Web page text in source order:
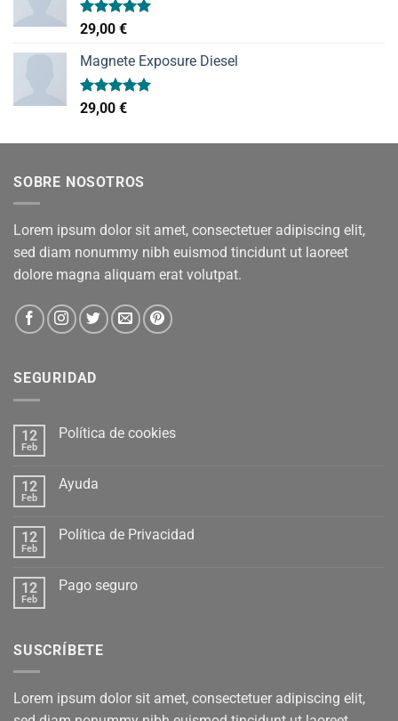
Valorado
con
de 5
29,00 €
Magnete Exposure Diesel
Valorado
con
29,00 €
SOBRE NOSOTROS
Lorem ipsum dolor sit amet, consectetuer adipiscing elit,
sed diam nonummy nibh euismod tincidunt ut laoreet
dolore magna aliquam erat volutpat.
SEGURIDAD
12
Feb
Política de cookies
12
Feb
Ayuda
12
Feb
Política de Privacidad
12
Feb
Pago seguro
SUSCRÍBETE
Lorem ipsum dolor sit amet, consectetuer adipiscing elit,